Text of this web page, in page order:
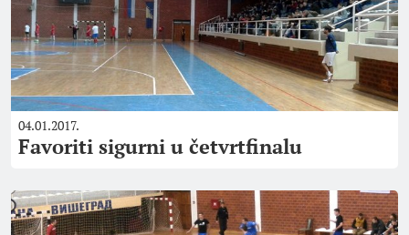
04.01.2017.
Favoriti sigurni u četvrtfinalu